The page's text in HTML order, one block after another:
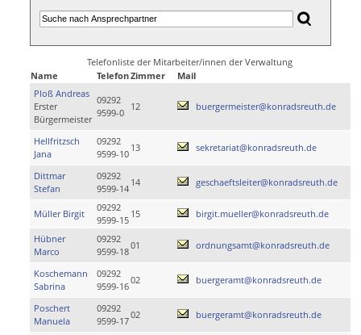
Telefonliste der Mitarbeiter/innen der Verwaltung
Name
TelefonZimmer
Mail
Ploß Andreas
Erster
Bürgermeister
09292
9599-0
12 buergermeister@konradsreuth.de
Hellfritzsch
Jana
09292
9599-10
13 sekretariat@konradsreuth.de
Dittmar
Stefan
09292
9599-14
14 geschaeftsleiter@konradsreuth.de
Müller Birgit
09292
9599-15
15 birgit.mueller@konradsreuth.de
Hübner
Marco
09292
9599-18
01 ordnungsamt@konradsreuth.de
Koschemann
Sabrina
09292
9599-16
02 buergeramt@konradsreuth.de
Poschert
Manuela
09292
9599-17
02 buergeramt@konradsreuth.de